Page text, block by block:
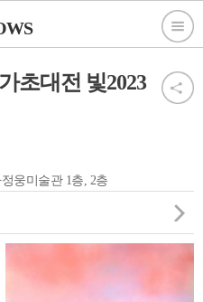
초대전 빛2023
웅미술관 1층, 2층